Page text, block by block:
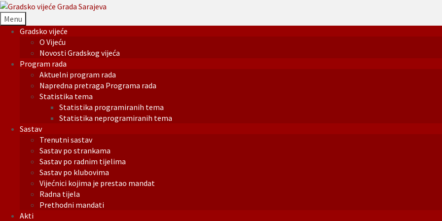
Menu
Gradsko vijeće
O Vijeću
Novosti Gradskog vijeća
Program rada
Aktuelni program rada
Napredna pretraga Programa rada
Statistika tema
Statistika programiranih tema
Statistika neprogramiranih tema
Sastav
Trenutni sastav
Sastav po strankama
Sastav po radnim tijelima
Sastav po klubovima
Vijećnici kojima je prestao mandat
Radna tijela
Prethodni mandati
Akti